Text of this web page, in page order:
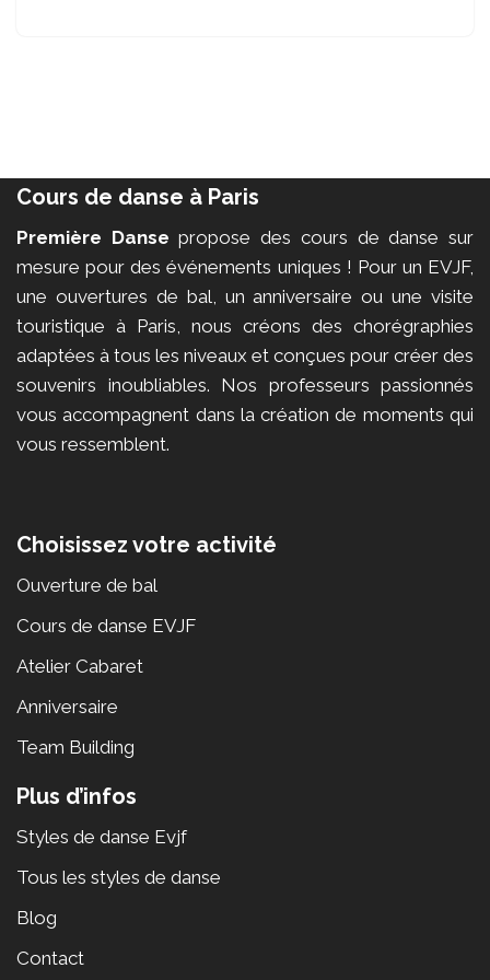
Cours de danse à Paris
Première Danse propose des cours de danse sur
mesure pour des événements uniques ! Pour un EVJF,
une ouvertures de bal, un anniversaire ou une visite
touristique à Paris, nous créons des chorégraphies
adaptées à tous les niveaux et conçues pour créer des
souvenirs inoubliables. Nos professeurs passionnés
vous accompagnent dans la création de moments qui
vous ressemblent.
Choisissez votre activité
Ouverture de bal
Cours de danse EVJF
Atelier Cabaret
Anniversaire
Team Building
Plus d’infos
Styles de danse Evjf
Tous les styles de danse
Blog
Contact